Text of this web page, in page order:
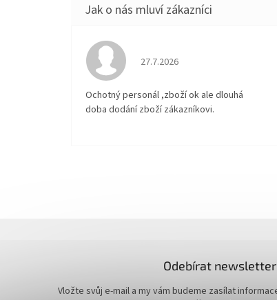
Hodnocení obchodu je 4 z 5
27.7.2026
Ochotný personál ,zboží ok ale dlouhá
doba dodání zboží zákazníkovi.
Odebírat newsletter
Vložte svůj e-mail a my vám budeme zasílat